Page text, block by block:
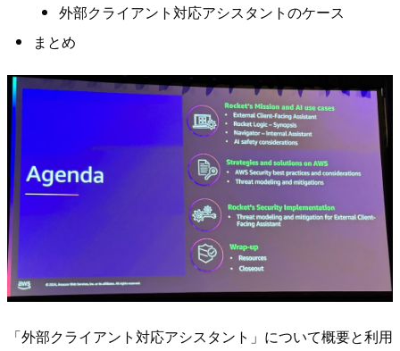
外部クライアント対応アシスタントのケース
まとめ
「外部クライアント対応アシスタント」について概要と利用